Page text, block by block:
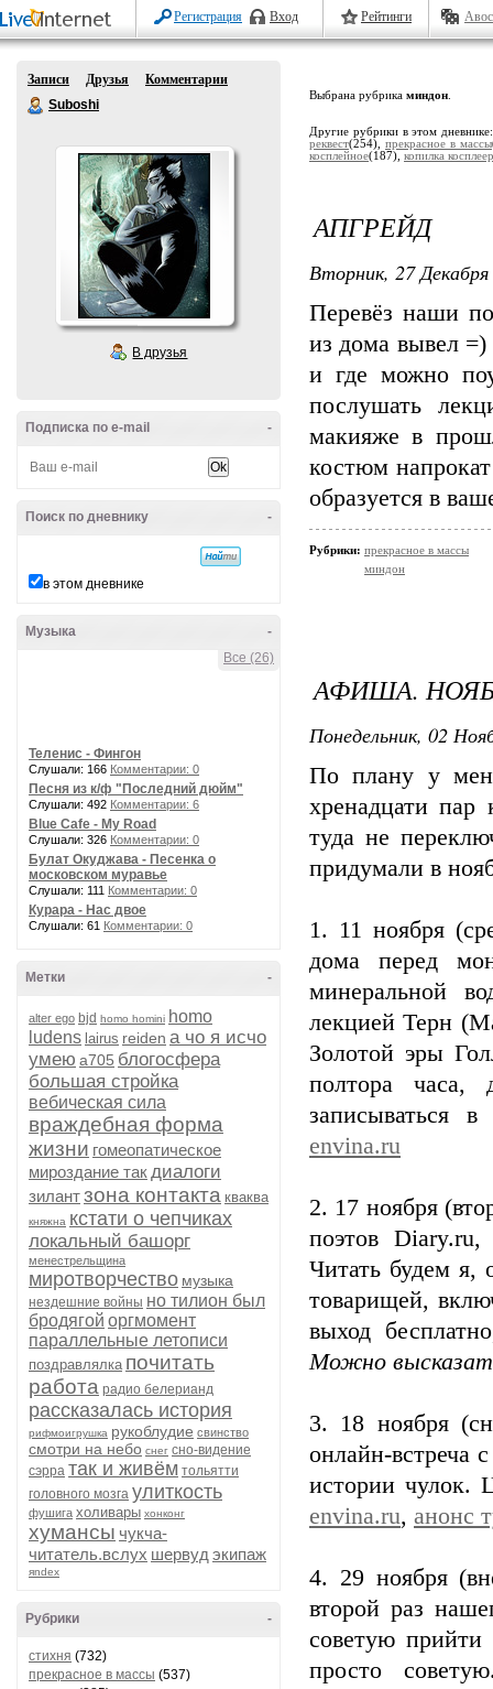
Регистрация Вход Рейтинги
Записи Друзья
Комментарии
Suboshi
В друзья
-
Подписка по e-mail
-
Поиск по дневнику
в этом дневнике
-
Музыка
Все (26)
Теленис - Фингон
Слушали: 166 Комментарии: 0
Песня из к/ф "Последний дюйм"
Слушали: 492 Комментарии: 6
Blue Cafe - My Road
Слушали: 326 Комментарии: 0
Булат Окуджава - Песенка о
московском муравье
Слушали: 111 Комментарии: 0
Курара - Нас двое
Слушали: 61 Комментарии: 0
-
Метки
alter ego bjd homo homini homo
ludens lairus reiden а чо я исчо
умею а705 блогосфера
большая стройка
вебическая сила
враждебная форма
жизни гомеопатическое
мироздание такдиалоги
зилантзона контакта кваква
княжна кстати о чепчиках
локальный башорг
менестрельщина
миротворчество музыка
нездешние войны но тилион был
бродягой оргмомент
параллельные летописи
поздравлялка почитать
работа радио белерианд
рассказалась история
рифмоигрушка рукоблудие свинство
смотри на небо снег сно-видение
сэрра так и живём тольятти
головного мозга улиткость
фушига холивары хонконг
хумансы чукча-
читатель.вслух шервуд экипаж
яndex
-
Рубрики
стихня (732)
прекрасное в массы (537)
Выбрана рубрика миндон
Другие рубрики в этом
реквест(254), прекрасное в массы
косплейное(187), копилка
АПГРЕЙД
Вторник, 27
Перевёз наши
из дома вывел
и где можно
послушать
макияже в
костюм
образуется в
Рубрики: прекрасное в массы
миндон
АФИША.
Понедельник, 02
По плану у
хренадцати пар
туда не
придумали в
1. 11 ноября
дома перед
минеральной
лекцией Терн
Золотой эры
полтора часа,
записываться
envina.ru
2. 17 ноября
поэтов
Читать будем я,
товарищей,
выход
Можно
3. 18 ноября
онлайн-встреча
истории чулок.
envina.ru, анонс
4. 29 ноября
второй раз
советую
просто